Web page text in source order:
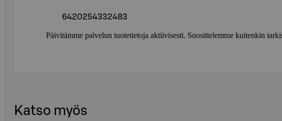
6420254332483
Päivitämme palvelun tuotetietoja aktiivisesti. Suosittelemme kuitenkin
Katso myös